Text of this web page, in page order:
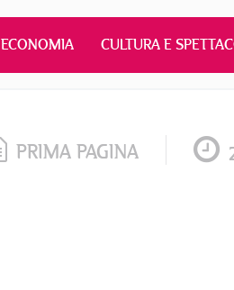
ECONOMIA CULTURA E
PRIMA PAGINA